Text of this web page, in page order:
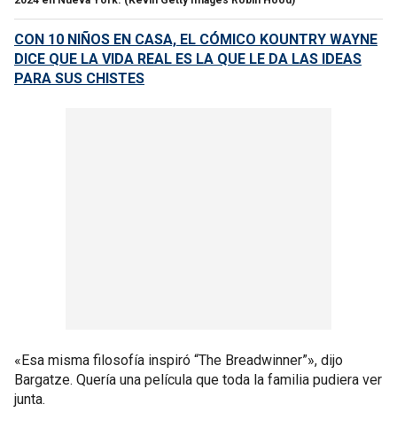
CON 10 NIÑOS EN CASA, EL CÓMICO KOUNTRY WAYNE
DICE QUE LA VIDA REAL ES LA QUE LE DA LAS IDEAS
PARA SUS CHISTES
«Esa misma filosofía inspiró “The Breadwinner”», dijo
Bargatze. Quería una película que toda la familia pudiera ver
junta.